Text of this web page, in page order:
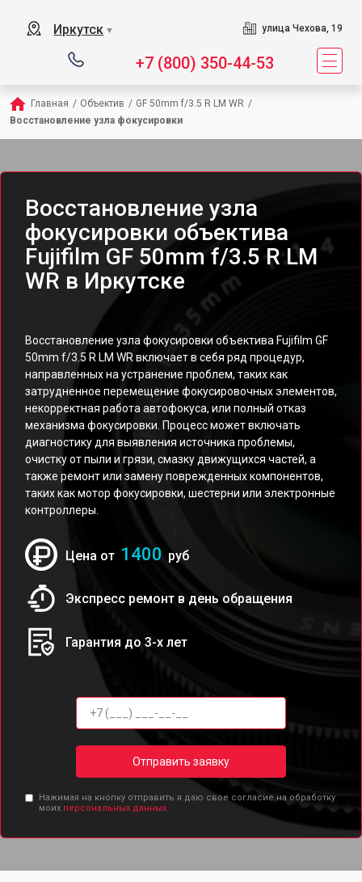
Иркутск ▼ улица Чехова, 19
+7 (800) 350-44-53
Главная / Объектив / GF 50mm f/3.5 R LM WR /
Восстановление узла фокусировки
Восстановление узла
фокусировки объектива
Fujifilm GF 50mm f/3.5 R LM
WR в Иркутске
Восстановление узла фокусировки объектива Fujifilm GF
50mm f/3.5 R LM WR включает в себя ряд процедур,
направленных на устранение проблем, таких как
затрудненное перемещение фокусировочных элементов,
некорректная работа автофокуса, или полный отказ
механизма фокусировки. Процесс может включать
диагностику для выявления источника проблемы,
очистку от пыли и грязи, смазку движущихся частей, а
также ремонт или замену поврежденных компонентов,
таких как мотор фокусировки, шестерни или электронные
контроллеры.
Цена от 1400 руб
Экспресс ремонт в день обращения
Гарантия до 3-х лет
Отправить заявку
Нажимая на кнопку отправить я даю свое согласие на обработку
моих персональных данных.